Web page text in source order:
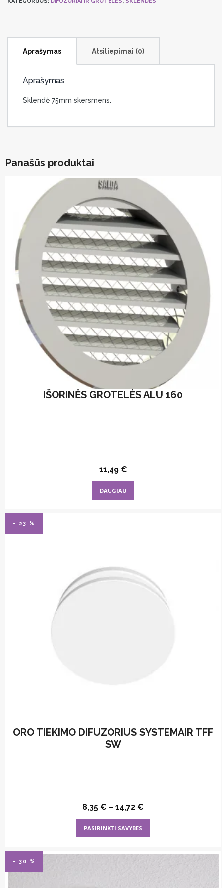
Brofer
KATEGORIJOS: DIFUZORIAI IR GROTELĖS, SKLENDĖS
Aprašymas Atsiliepimai (0)
Aprašymas
Sklendė 75mm skersmens.
Panašūs produktai
IŠORINĖS GROTELĖS ALU 160
11,49 €
DAUGIAU
- 23 %
ORO TIEKIMO DIFUZORIUS SYSTEMAIR TFF
SW
8,35 € –14,72 €
PASIRINKTI SAVYBES
product
- 30 %